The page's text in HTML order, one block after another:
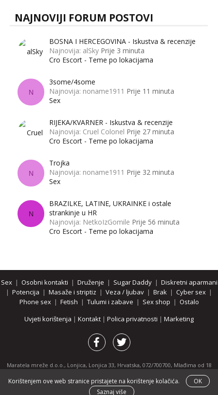
NAJNOVIJI FORUM POSTOVI
BOSNA I HERCEGOVINA - Iskustva & recenzije
Najnovija: alSky Prije 3 minuta
Cro Escort - Teme po lokacijama
N
3some/4some
Najnovija: noname1911 Prije 11 minuta
Sex
RIJEKA/KVARNER - Iskustva & recenzije
Najnovija: Cruel Colonel Prije 27 minuta
Cro Escort - Teme po lokacijama
N
Trojka
Najnovija: noname1911 Prije 32 minuta
Sex
N
BRAZILKE, LATINE, UKRAINKE i ostale
strankinje u HR
Najnovija: NetkoIzGomile Prije 56 minuta
Cro Escort - Teme po lokacijama
Sex| Osobni kontakti | Druženje | Sugar Daddy| Diskretni aparmani
| Potencija | Masaže i striptiz | Veza / ljubav | Brak | Cyber sex |
Phone sex| Fetish | Tulumi i zabave | Sex shop | Ostalo
Uvjeti korištenja | Kontakt | Polica privatnosti | Marketing
Maratela mreže d.o.o., Lonjica, Lonjica 33, Hrvatska, 072/700700, Mlađima od 18
godina zabranjeno je pregledavanje stranice i svih njenih dijelova.
Partnerski portali:osobnikontakti.com|hotline.hr|ThePornDude.com
Korištenjem ove web stranice pristajete na korištenje kolačića.
OK
Saznaj više